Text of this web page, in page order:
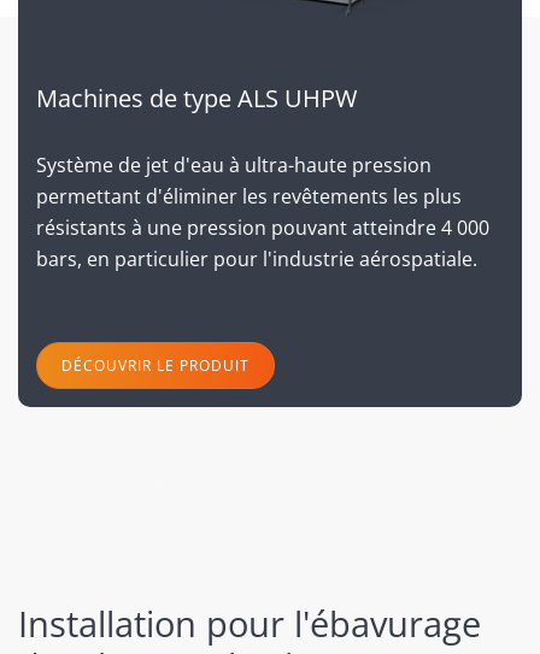
Machines de type ALS UHPW
Système de jet d'eau à ultra-haute pression
permettant d'éliminer les revêtements les plus
résistants à une pression pouvant atteindre 4 000
bars, en particulier pour l'industrie aérospatiale.
DÉCOUVRIR LE PRODUIT
Installation pour l'ébavurage